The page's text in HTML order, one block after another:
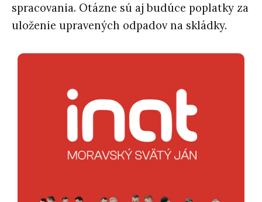
spracovania. Otázne sú aj budúce poplatky za
uloženie upravených odpadov na skládky.